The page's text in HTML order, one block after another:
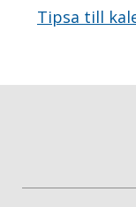
Tipsa till